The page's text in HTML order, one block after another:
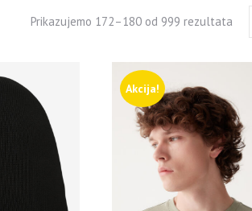
Prikazujemo 172–180 od 999 rezultata
Akcija!